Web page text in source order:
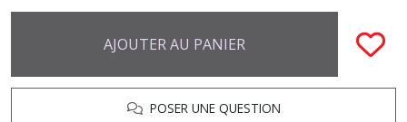
AJOUTER AU PANIER
POSER UNE QUESTION